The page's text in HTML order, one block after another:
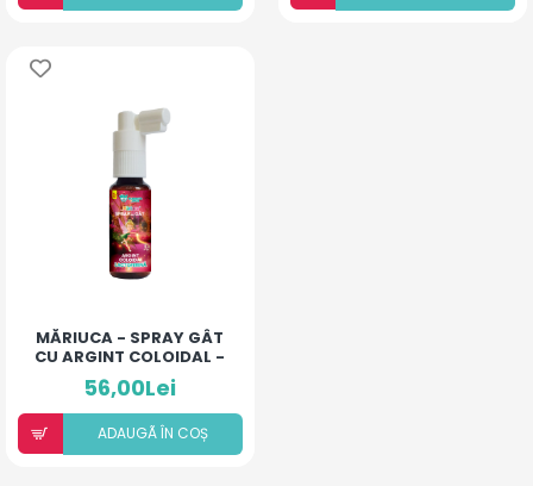
MĂRIUCA - SPRAY GÂT
CU ARGINT COLOIDAL -
LACTOFERINĂ
56,00Lei
ADAUGÃ ÎN COȘ